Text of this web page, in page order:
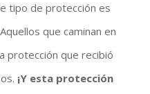
tipo de protección es
que caminan en
protección que recibió
¡Y esta protección